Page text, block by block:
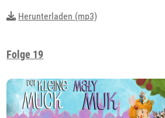
Herunterladen (mp3)
Folge 19